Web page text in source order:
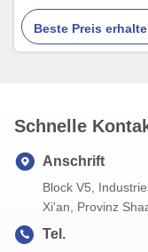
des Kontakt-NYRD-
Übermittler-PTFE
Beste Preis
Schnelle
Anschrift
Block V5,
Xi'an, Provinz
Tel.